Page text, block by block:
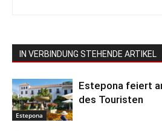
IN VERBINDUNG STEHENDE ARTIKEL
Estepona
Estepona feiert
des Touristen